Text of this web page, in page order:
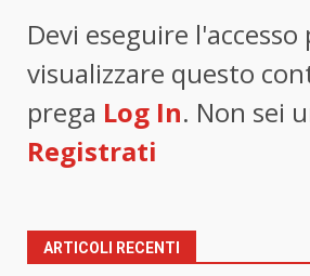
Devi eseguire l'accesso
visualizzare questo
prega Log In. Non sei
Registrati
ARTICOLI RECENTI